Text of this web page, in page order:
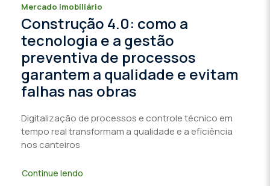
Mercado imobiliário
Construção 4.0: como a
tecnologia e a gestão
preventiva de processos
garantem a qualidade e evitam
falhas nas obras
Digitalização de processos e controle técnico em
tempo real transformam a qualidade e a eficiência
nos canteiros
Continue lendo